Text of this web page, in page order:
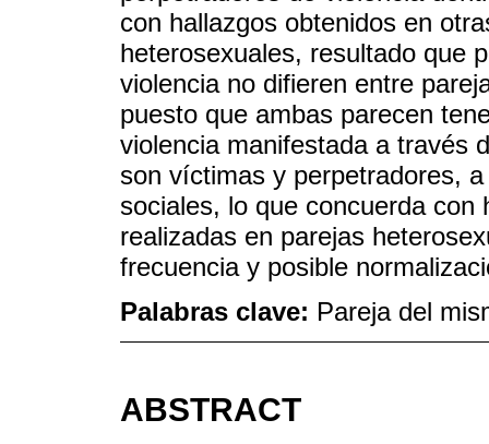
con hallazgos obtenidos en
heterosexuales, resultado que
violencia no difieren entre
puesto que ambas parecen
violencia manifestada a través
son víctimas y perpetradores,
sociales, lo que concuerda con
realizadas en parejas
frecuencia y posible
Palabras clave: Pareja del
ABSTRACT